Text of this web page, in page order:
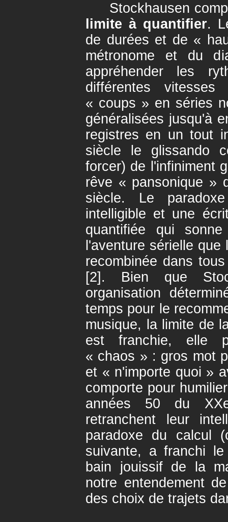
Stockhausen
limite à quantifier.
de durées et de «
métronome et du
appréhender les
différentes
« coups » en séries
généralisées jusqu'à
registres en un tout
siècle le glissando
forcer) de l'infiniment
rêve « pansonique »
siècle. Le
intelligible et une
quantifiée qui
l'aventure sérielle
recombinée dans
[2]. Bien que
organisation
temps pour le
musique, la limite de
est franchie, elle
« chaos » : gros mot
et « n'importe quoi »
comporte pour
années 50 du
retranchent leur
paradoxe du calcul
suivante, a franchi
bain jouissif de la
notre entendement
des choix de trajets